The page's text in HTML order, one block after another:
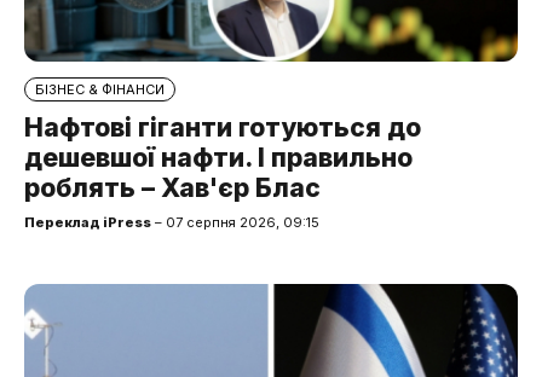
БІЗНЕС & ФІНАНСИ
Нафтові гіганти готуються до
дешевшої нафти. І правильно
роблять – Хав'єр Блас
Переклад iPress – 07 серпня 2026, 09:15